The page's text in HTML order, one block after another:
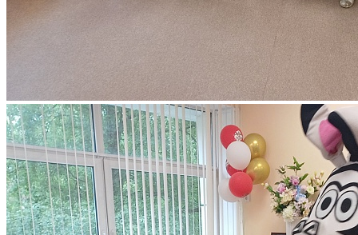
английского языка.
Елена Иршатовна Чёнгина открывала таланты через музыку.
Полина Валерьевна Скворцова объясняла важные правила
безопасности на дорогах.
Игровая программа прошла в очень дружелюбной атмосфере.
Будущие первоклассники с радостью продемонстрировали
свои знания и весело поиграли в познавательные игры. В
завершение праздника каждый выпускник получил диплом за
успешное окончание ШРР «Малышок».
Мы уверены, что полученные знания станут прочным
фундаментом на большом школьном пути! Благодарим
родителей за поддержку и желаем ребятам приятного лета и
больших успехов в учёбе!
След. новость
Пред. новость